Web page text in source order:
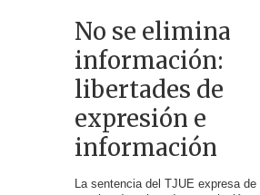
No se elimina
información:
libertades de
expresión e
información
La sentencia del TJUE expresa de